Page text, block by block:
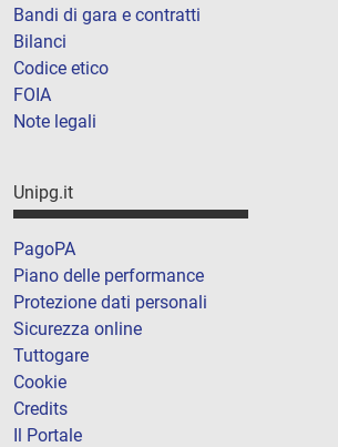
Bandi di gara e contratti
Bilanci
Codice etico
FOIA
Note legali
Unipg.it
PagoPA
Piano delle performance
Protezione dati personali
Sicurezza online
Tuttogare
Cookie
Credits
Il Portale